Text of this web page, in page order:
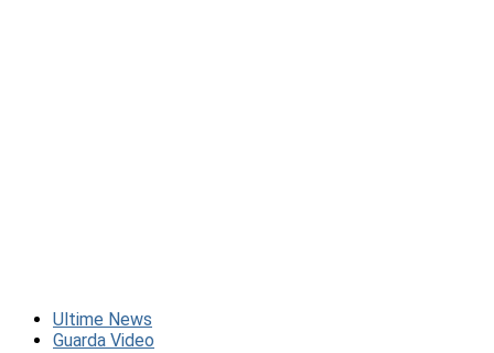
Ultime News
Guarda Video